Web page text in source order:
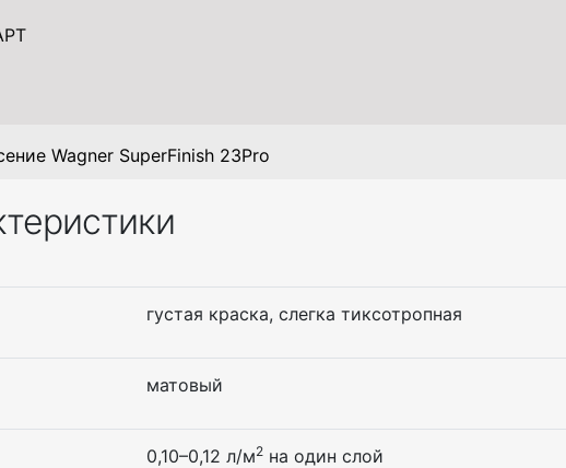
Wagner SuperFinish 23Pro
густая краска, слегка тиксотропная
матовый
0,10–0,12 л/м2 на один слой